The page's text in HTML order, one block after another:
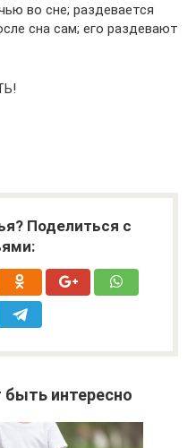
во сне; раздевается
сна сам; его раздевают
Поделиться с
интересно